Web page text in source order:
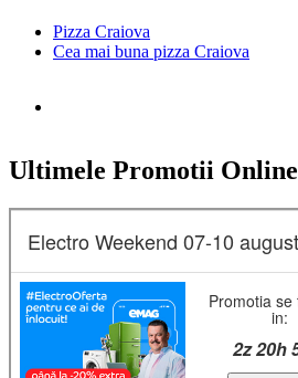
Pizza Craiova
Cea mai buna pizza Craiova
Ultimele Promotii Online